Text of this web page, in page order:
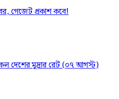
গেজেট প্রকাশ কবে!
দেশের মুদ্রার রেট (০৭ আগস্ট)